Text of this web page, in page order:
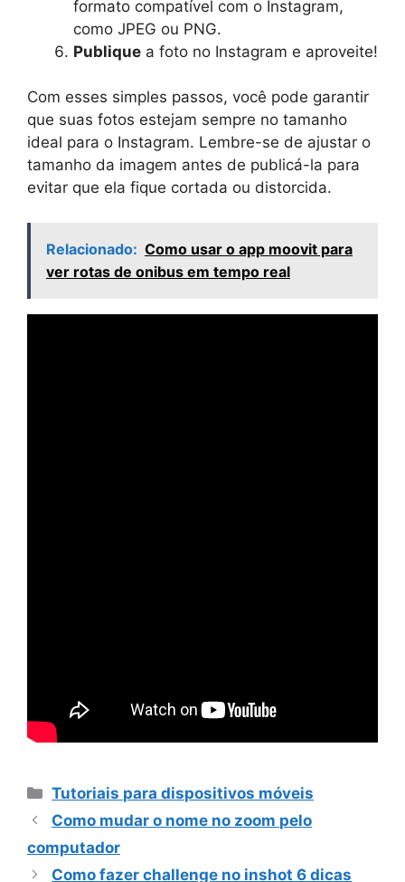
formato compatível com o Instagram,
como JPEG ou PNG.
Publique a foto no Instagram e aproveite!
Com esses simples passos, você pode garantir
que suas fotos estejam sempre no tamanho
ideal para o Instagram. Lembre-se de ajustar o
tamanho da imagem antes de publicá-la para
evitar que ela fique cortada ou distorcida.
Relacionado: Como usar o app moovit para
ver rotas de onibus em tempo real
Categorias
Tutoriais para dispositivos móveis
Como mudar o nome no zoom pelo
computador
Como fazer challenge no inshot 6 dicas